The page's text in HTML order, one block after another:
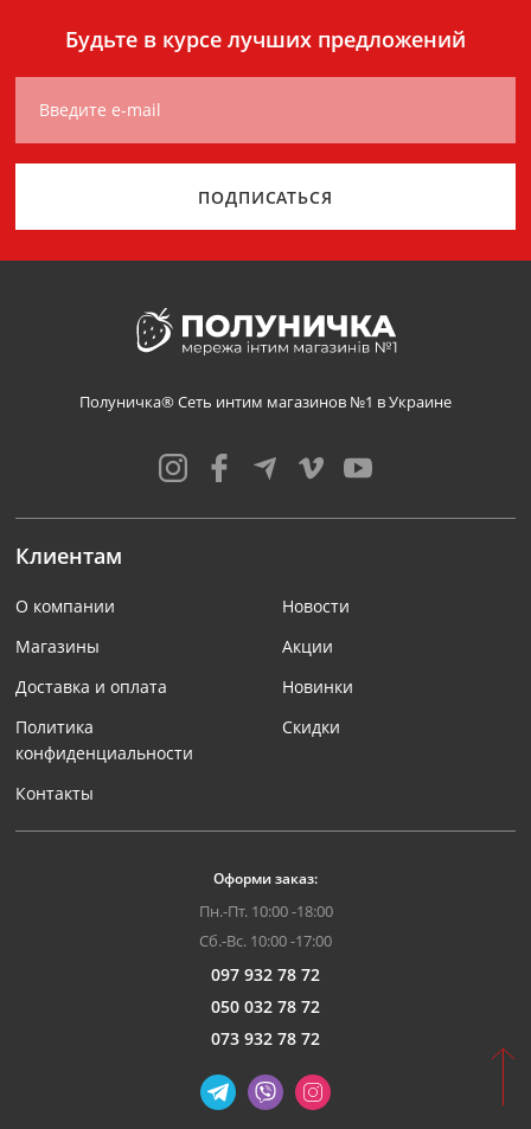
Будьте в курсе лучших предложений
Введите e-mail
ПОДПИСАТЬСЯ
Полуничка® Сеть интим магазинов №1 в Украине
Клиентам
О компании
Магазины
Доставка и оплата
Политика
конфиденциальности
Контакты
Новости
Акции
Новинки
Скидки
Оформи заказ:
Пн.-Пт. 10:00 -18:00
Сб.-Вс. 10:00 -17:00
097 932 78 72
050 032 78 72
073 932 78 72